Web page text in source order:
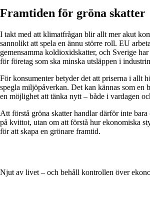
Framtiden för gröna skatter
I takt med att klimatfrågan blir allt mer akut
sannolikt att spela en ännu större roll. EU
gemensamma koldioxidskatter, och Sverige
för företag som ska minska utsläppen i
För konsumenter betyder det att priserna i allt
spegla miljöpåverkan. Det kan kännas som en
en möjlighet att tänka nytt – både i vardagen
Att förstå gröna skatter handlar därför inte bara
på kvittot, utan om att förstå hur ekonomiska
för att skapa en grönare framtid.
Njut av livet – och behåll kontrollen över